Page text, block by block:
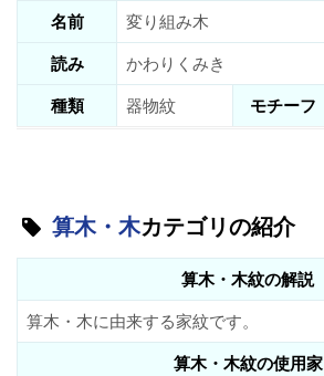
名前
変り組み木
読み
かわりくみき
種類
器物紋 モチーフ
算木・木カテゴリの紹介
算木・木紋の解説
算木・木に由来する家紋です。
算木・木紋の使用家